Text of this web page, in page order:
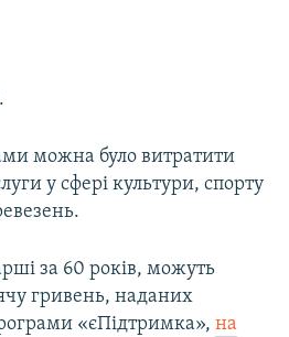
можна було витратити
у сфері культури, спорту
за 60 років, можуть
гривень, наданих
«єПідтримка», на